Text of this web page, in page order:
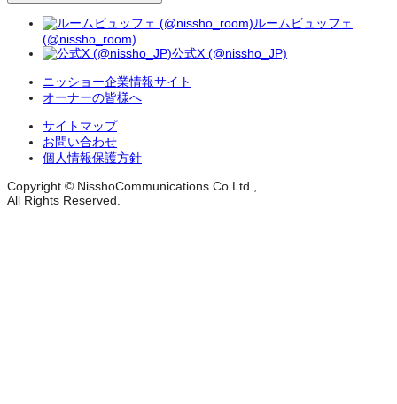
ルームビュッフェ
(@nissho_room)
公式X (@nissho_JP)
ニッショー企業情報サイト
オーナーの皆様へ
サイトマップ
お問い合わせ
個人情報保護方針
Copyright © NisshoCommunications Co.Ltd.,
All Rights Reserved.